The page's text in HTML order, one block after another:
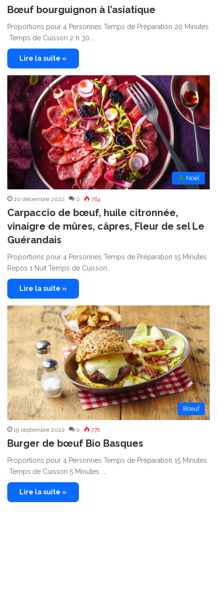
Bœuf bourguignon à l’asiatique
Proportions pour 4 Personnes Temps de Préparation 20 Minutes
Temps de Cuisson 2 h 30…
Lire la suite »
︎ Noël
20 décembre 2022 0 764
Carpaccio de bœuf, huile citronnée,
vinaigre de mûres, câpres, Fleur de sel Le
Guérandais
Proportions pour 4 Personnes Temps de Préparation 15 Minutes
Repos 1 Nuit Temps de Cuisson…
Lire la suite »
Bœuf
19 septembre 2022 0 778
Burger de bœuf Bio Basques
Proportions pour 4 Personnes Temps de Préparation 15 Minutes
Temps de Cuisson 5 Minutes …
Lire la suite »